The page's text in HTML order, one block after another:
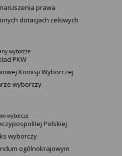
prawa
dotacjach celowych
wyborcze
PKW
Komisji Wyborczej
wyborczy
wyborcze
Polskiej​
wyborczy
ogólnokrajowym